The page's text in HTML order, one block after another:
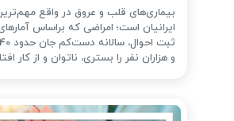
بیماری‌های قلب و عروق در واقع
ایرانیان است؛ امراضی که براساس
و هزاران نفر را بستری، ناتوان و از کار